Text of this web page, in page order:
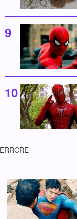
ERRORE